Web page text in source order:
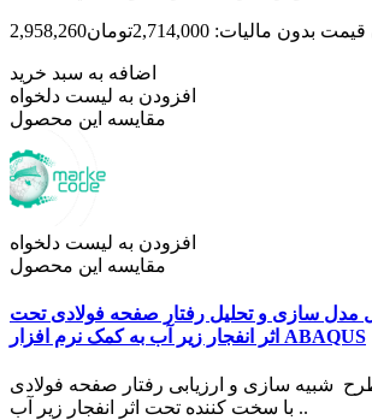
قیمت بدون مالیات: 2,714,000تومان
اضافه به سبد خرید
افزودن به لیست دلخواه
مقایسه این محصول
افزودن به لیست دلخواه
مقایسه این محصول
مدل سازی و تحلیل رفتار صفحه فولادی تحت
اثر انفجار زیر آب به کمک نرم افزار ABAQUS
شبیه سازی و ارزیابی رفتار صفحه فولادی
با سخت کننده تحت اثر انفجار زیر آب ..